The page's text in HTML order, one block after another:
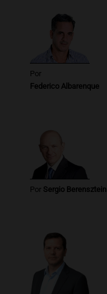
Por
Federico Albarenque
Por Sergio Berensztein